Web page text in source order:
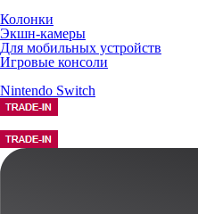
Колонки
Экшн-камеры
Для мобильных устройств
Игровые консоли
Nintendo Switch